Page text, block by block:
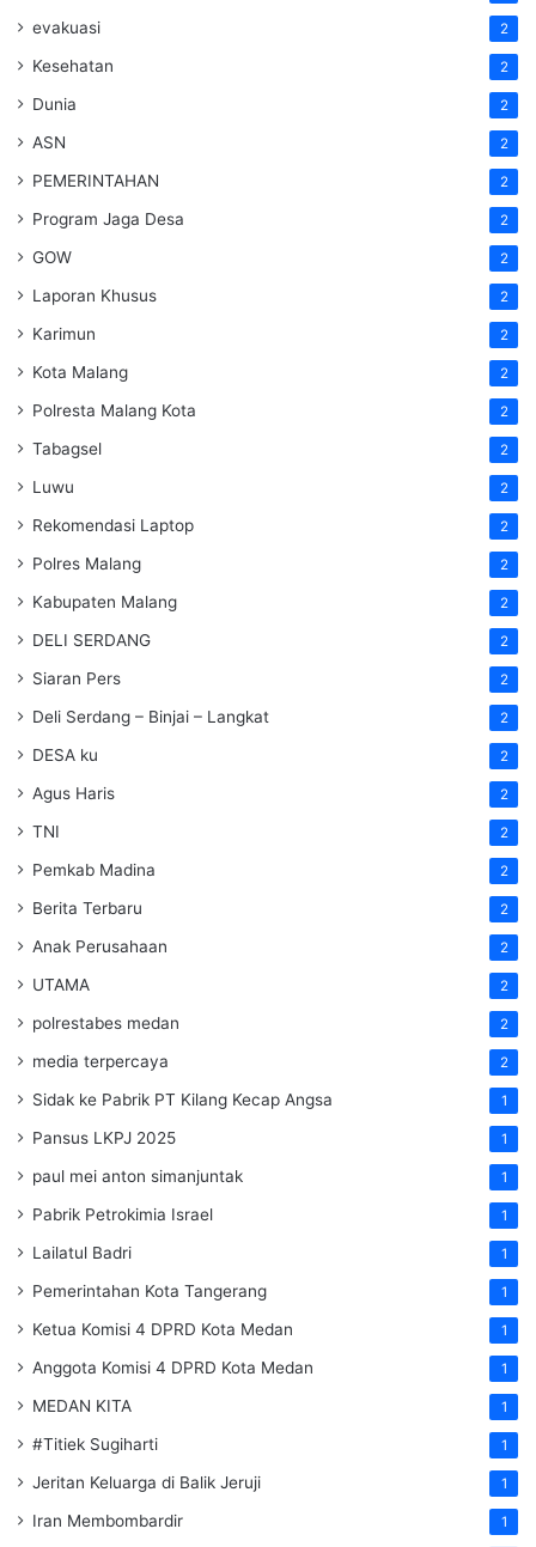
evakuasi 2
Kesehatan 2
Dunia 2
ASN 2
PEMERINTAHAN 2
Program Jaga Desa 2
GOW 2
Laporan Khusus 2
Karimun 2
Kota Malang 2
Polresta Malang Kota 2
Tabagsel 2
Luwu 2
Rekomendasi Laptop 2
Polres Malang 2
Kabupaten Malang 2
DELI SERDANG 2
Siaran Pers 2
Deli Serdang – Binjai – Langkat 2
DESA ku 2
Agus Haris 2
TNI 2
Pemkab Madina 2
Berita Terbaru 2
Anak Perusahaan 2
UTAMA 2
polrestabes medan 2
media terpercaya 2
Sidak ke Pabrik PT Kilang Kecap Angsa 1
Pansus LKPJ 2025 1
paul mei anton simanjuntak 1
Pabrik Petrokimia Israel 1
Lailatul Badri 1
Pemerintahan Kota Tangerang 1
Ketua Komisi 4 DPRD Kota Medan 1
Anggota Komisi 4 DPRD Kota Medan 1
MEDAN KITA 1
#Titiek Sugiharti 1
Jeritan Keluarga di Balik Jeruji 1
Iran Membombardir 1